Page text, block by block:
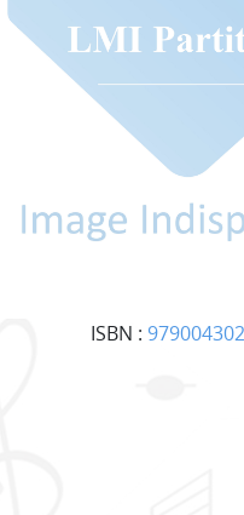
ISBN :